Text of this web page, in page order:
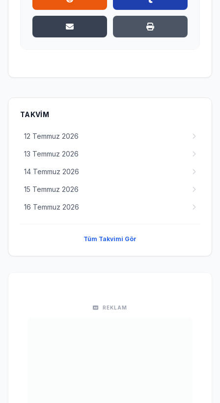
TAKVIM
12 Temmuz 2026
13 Temmuz 2026
14 Temmuz 2026
15 Temmuz 2026
16 Temmuz 2026
Tüm Takvimi Gör
REKLAM